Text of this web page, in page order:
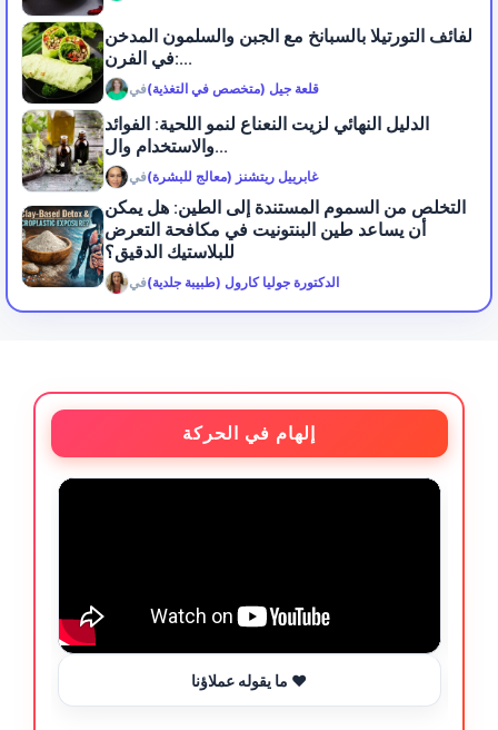
لفائف التورتيلا بالسبانخ مع الجبن والسلمون المدخن
في الفرن:...
فيقلعة جيل (متخصص في التغذية)
الدليل النهائي لزيت النعناع لنمو اللحية: الفوائد
والاستخدام وال...
فيغابرييل ريتشنز (معالج للبشرة)
التخلص من السموم المستندة إلى الطين: هل يمكن
أن يساعد طين البنتونيت في مكافحة التعرض
للبلاستيك الدقيق؟
فيالدكتورة جوليا كارول (طبيبة جلدية)
إلهام في الحركة
ما يقوله عملاؤنا ❤️